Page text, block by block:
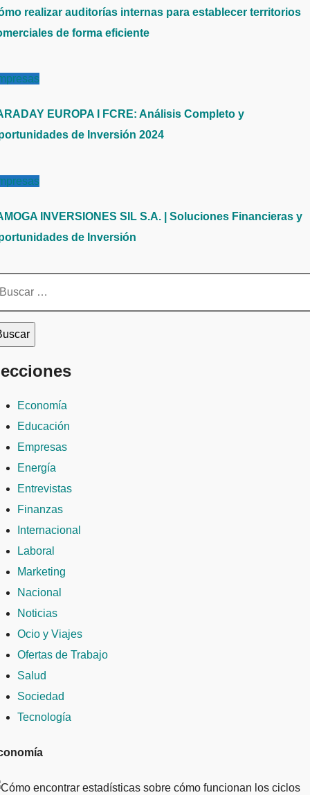
realizar auditorías internas para establecer territorios
de forma eficiente
EUROPA I FCRE: Análisis Completo y
de Inversión 2024
INVERSIONES SIL S.A. | Soluciones Financieras y
de Inversión
Economía
Educación
Empresas
Energía
Entrevistas
Finanzas
Internacional
Laboral
Marketing
Nacional
Noticias
Ocio y Viajes
Ofertas de Trabajo
Salud
Sociedad
Tecnología